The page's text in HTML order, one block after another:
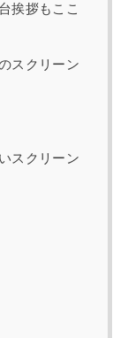
挨拶もここ
スクリーン
スクリーン